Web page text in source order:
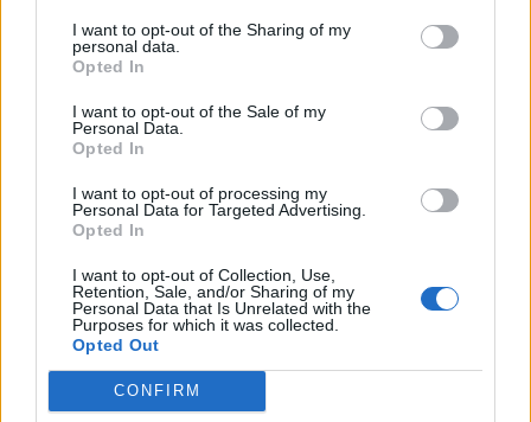
I want to opt-out of the Sharing of my
personal data.
Opted In
I want to opt-out of the Sale of my
Personal Data.
Opted In
I want to opt-out of processing my
Personal Data for Targeted Advertising.
Opted In
I want to opt-out of Collection, Use,
Retention, Sale, and/or Sharing of my
Personal Data that Is Unrelated with the
Purposes for which it was collected.
Opted Out
CONFIRM
από τον πράσινο φανό της εσωτερικής
λιμενολεκάνης έως τον πράσινο φανό της κύριας
και η τοποθέτηση τιμητικών πλακών σε δύο
σημεία.
Η απόφαση αυτή επικυρώθηκε στη συνέχεια με
Κοινή Υπουργική Απόφαση των τότε υπουργών
Εσωτερικών Αλέξανδρου Χαρίτση και Ναυτιλίας
Νεκτάριου Σαντορινιού.
Ιδιαίτερα συγκινητική ήταν και η αναφορά της
Ζωής Λιβαδείτου στις στιγμές που έζησε μαζί με
τον Κυριάκο Παπαδόπουλο στα ναυάγια και στις